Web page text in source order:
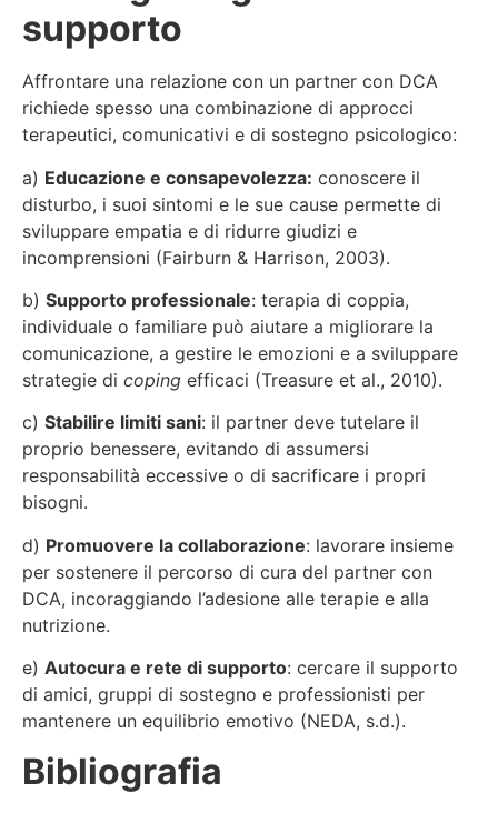
supporto
Affrontare una relazione con un partner con DCA
richiede spesso una combinazione di approcci
terapeutici, comunicativi e di sostegno psicologico:
a) Educazione e consapevolezza: conoscere il
disturbo, i suoi sintomi e le sue cause permette di
sviluppare empatia e di ridurre giudizi e
incomprensioni (Fairburn & Harrison, 2003).
b) Supporto professionale: terapia di coppia,
individuale o familiare può aiutare a migliorare la
comunicazione, a gestire le emozioni e a sviluppare
strategie di coping efficaci (Treasure et al., 2010).
c) Stabilire limiti sani: il partner deve tutelare il
proprio benessere, evitando di assumersi
responsabilità eccessive o di sacrificare i propri
bisogni.
d) Promuovere la collaborazione: lavorare insieme
per sostenere il percorso di cura del partner con
DCA, incoraggiando l’adesione alle terapie e alla
nutrizione.
e) Autocura e rete di supporto: cercare il supporto
di amici, gruppi di sostegno e professionisti per
mantenere un equilibrio emotivo (NEDA, s.d.).
Bibliografia